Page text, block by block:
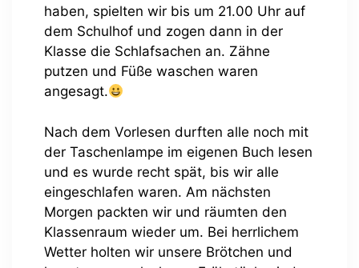
haben, spielten wir bis um 21.00 Uhr auf
dem Schulhof und zogen dann in der
Klasse die Schlafsachen an. Zähne
putzen und Füße waschen waren
angesagt.
Nach dem Vorlesen durften alle noch mit
der Taschenlampe im eigenen Buch lesen
und es wurde recht spät, bis wir alle
eingeschlafen waren. Am nächsten
Morgen packten wir und räumten den
Klassenraum wieder um. Bei herrlichem
Wetter holten wir unsere Brötchen und